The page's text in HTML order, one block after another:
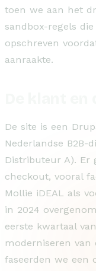
toen we aan het
sandbox-regels
opschreven
aanraakte.
De site is een
Nederlandse
Distributeur A). Er
checkout, vooral
Mollie iDEAL als
in 2024
eerste kwartaal
moderniseren van
faseerden we een